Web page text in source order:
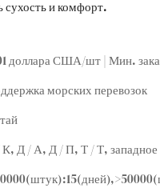
сухость и комфорт.
доллара США/шт | Мин.
морских перевозок
Д / А, Д / П, Т / Т,